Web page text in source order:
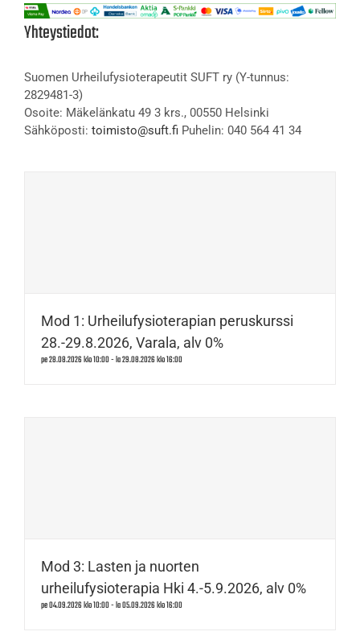
Yhteystiedot:
Suomen Urheilufysioterapeutit SUFT ry (Y-tunnus:
2829481-3)
Osoite: Mäkelänkatu 49 3 krs., 00550 Helsinki
Sähköposti: toimisto@suft.fi Puhelin: 040 564 41 34
Mod 1: Urheilufysioterapian peruskurssi
28.-29.8.2026, Varala, alv 0%
pe 28.08.2026 klo 10:00-la 29.08.2026 klo 16:00
Mod 3: Lasten ja nuorten
urheilufysioterapia Hki 4.-5.9.2026, alv 0%
pe 04.09.2026 klo 10:00-la 05.09.2026 klo 16:00